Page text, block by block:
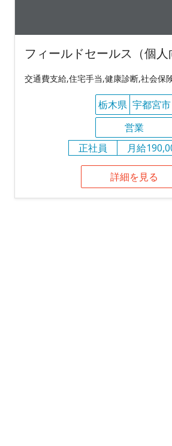
フィールドセールス（個人
交通費支給,住宅手当,健康診断,社会保
栃木県 宇都宮市
営業
正社員
月給
詳細を見る